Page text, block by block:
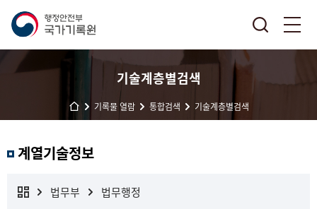
기술계층별검색
기록물 열람 통합검색 기술계층별검색
계열기술정보
법무부 법무행정